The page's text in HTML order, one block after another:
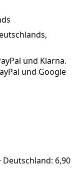
s
und Klarna.
und Google
· Deutschland: 6,90